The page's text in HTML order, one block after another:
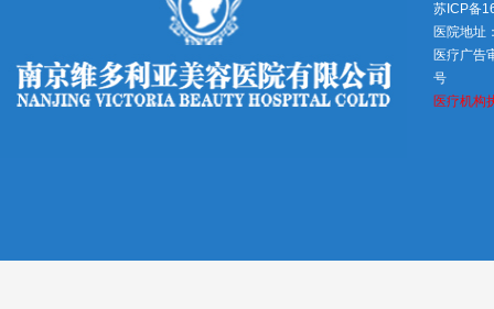
苏ICP备
医院地址
医疗广告
号
医疗机构